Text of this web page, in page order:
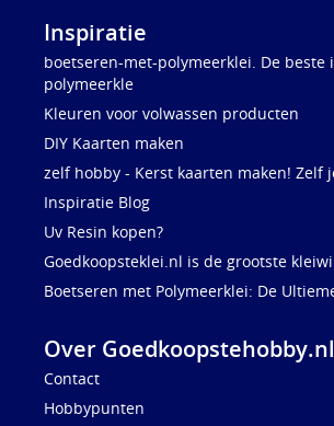
Inspiratie
boetseren-met-polymeerklei. De beste
polymeerkle
Kleuren voor volwassen producten
DIY Kaarten maken
zelf hobby - Kerst kaarten maken! Zelf
Inspiratie Blog
Uv Resin kopen?
Goedkoopsteklei.nl is de grootste
Boetseren met Polymeerklei: De
Over Goedkoopstehobby.nl
Contact
Hobbypunten